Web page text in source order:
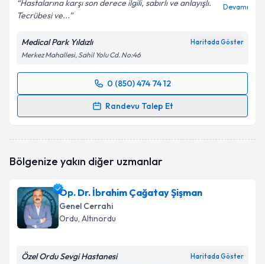
Hastalarına karşı son derece ilgili, sabırlı ve anlayışlı.
Tecrübesi ve...
Devamı
Medical Park Yıldızlı Haritada Göster
Merkez Mahallesi, Sahil Yolu Cd. No:46
0 (850) 474 74 12
Randevu Talep Et
Randevu Takvimi Talebi
oluşturun. Size bu uzmandan randevu almanız için bir
kapsamda işlenmesini kabul ediyorum.
Bölgenize yakın diğer uzmanlar
Op. Dr. İbrahim Çağatay Şişman
Genel Cerrahi
Ordu, Altınordu
Özel Ordu Sevgi Hastanesi Haritada Göster